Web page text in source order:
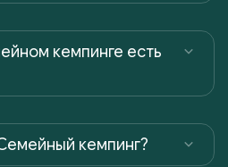
кемпинге есть
кемпинг?